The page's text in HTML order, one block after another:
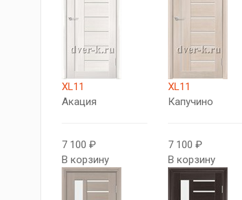
XL11
Акация
7 100 ₽
В корзину
XL11
Капучино
7 100 ₽
В корзину